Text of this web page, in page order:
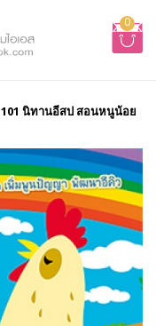
0
101 นิทานอีสป สอนหนูน้อย